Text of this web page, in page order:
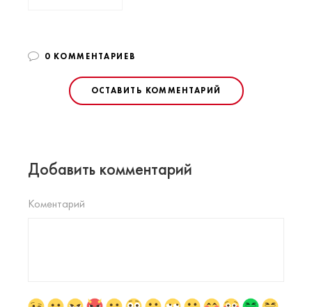
0 КОММЕНТАРИЕВ
ОСТАВИТЬ КОММЕНТАРИЙ
Добавить комментарий
Коментарий